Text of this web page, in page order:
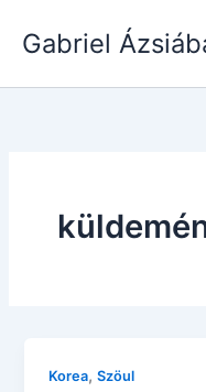
Gabriel
Korea,Szöul